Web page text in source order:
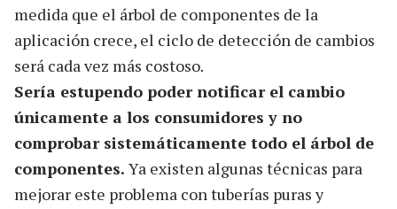
medida que el árbol de componentes de la
aplicación crece, el ciclo de detección de cambios
será cada vez más costoso.
Sería estupendo poder notificar el cambio
únicamente a los consumidores y no
comprobar sistemáticamente todo el árbol de
componentes. Ya existen algunas técnicas para
mejorar este problema con tuberías puras y